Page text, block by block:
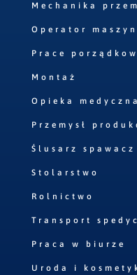
Mechanika
Operator maszyn
Prace
Montaż
Opieka medyczna
Przemysł
Ślusarz spawacz
Stolarstwo
Rolnictwo
Transport
Praca w biurze
Uroda i